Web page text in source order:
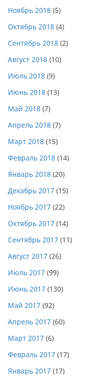
Ноябрь 2018 (5)
Октябрь 2018 (4)
Сентябрь 2018 (2)
Август 2018 (10)
Июль 2018 (9)
Июнь 2018 (13)
Май 2018 (7)
Апрель 2018 (7)
Март 2018 (15)
Февраль 2018 (14)
Январь 2018 (20)
Декабрь 2017 (15)
Ноябрь 2017 (22)
Октябрь 2017 (14)
Сентябрь 2017 (11)
Август 2017 (26)
Июль 2017 (99)
Июнь 2017 (130)
Май 2017 (92)
Апрель 2017 (60)
Март 2017 (6)
Февраль 2017 (17)
Январь 2017 (17)